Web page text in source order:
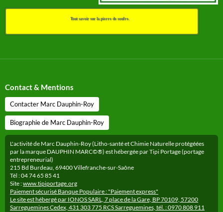
Tout savoir sur la pierre de soufre.
Contact & Mentions
Contacter Marc Dauphin-Roy
Biographie de Marc Dauphin-Roy
L'activité de Marc Dauphin-Roy (Litho-santé et Chimie Naturelle protégéées
par la marque DAUPHIN MARC©®) est hébergée par Tipi Portage (portage
entrepreneurial)
215 Bd Burdeau, 69400 Villefranche-sur-Saône
Tél : 04 74 65 85 41
Site :www.tipiportage.org
Paiement sécurisé Banque Populaire : "Paiement express"
Le site est hébergé par IONOS SARL, 7 place de la Gare, BP 70109, 57200
Sarreguemines Cedex, 431 303 775 RCS Sarreguemines, tél. : 0970 808 911